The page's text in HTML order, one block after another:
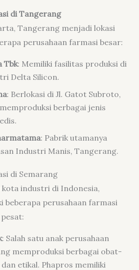
di Tangerang
Tangerang menjadi lokasi
perusahaan farmasi besar:
Tbk: Memiliki fasilitas produksi di
Delta Silicon.
: Berlokasi di Jl. Gatot Subroto,
berbagai jenis
: Pabrik utamanya
Industri Manis, Tangerang.
di Semarang
kota industri di Indonesia,
beberapa perusahaan farmasi
: Salah satu anak perusahaan
memproduksi berbagai obat-
etikal. Phapros memiliki